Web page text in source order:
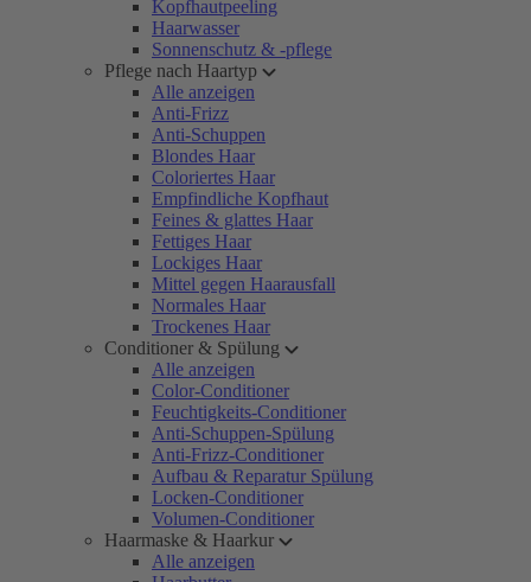
Kopfhautpeeling
Haarwasser
Sonnenschutz & -pflege
Pflege nach Haartyp
Alle anzeigen
Anti-Frizz
Anti-Schuppen
Blondes Haar
Coloriertes Haar
Empfindliche Kopfhaut
Feines & glattes Haar
Fettiges Haar
Lockiges Haar
Mittel gegen Haarausfall
Normales Haar
Trockenes Haar
Conditioner & Spülung
Alle anzeigen
Color-Conditioner
Feuchtigkeits-Conditioner
Anti-Schuppen-Spülung
Anti-Frizz-Conditioner
Aufbau & Reparatur Spülung
Locken-Conditioner
Volumen-Conditioner
Haarmaske & Haarkur
Alle anzeigen